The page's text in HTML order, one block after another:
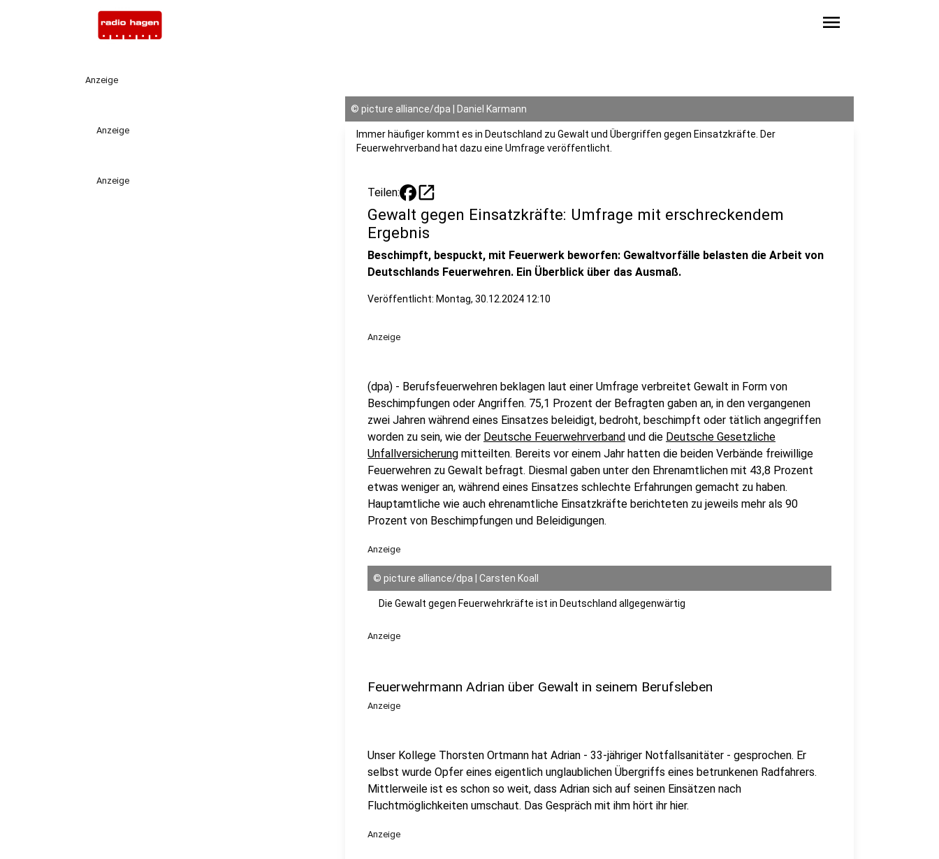
menu
Anzeige
Anzeige
Anzeige
© picture alliance/dpa | Daniel Karmann
Immer häufiger kommt es in Deutschland zu Gewalt und Übergriffen gegen Einsatzkräfte. Der
Feuerwehrverband hat dazu eine Umfrage veröffentlicht.
Teilen: open_in_new
Gewalt gegen Einsatzkräfte: Umfrage mit erschreckendem
Ergebnis
Beschimpft, bespuckt, mit Feuerwerk beworfen: Gewaltvorfälle belasten die Arbeit von
Deutschlands Feuerwehren. Ein Überblick über das Ausmaß.
Veröffentlicht: Montag, 30.12.2024 12:10
Anzeige
(dpa) - Berufsfeuerwehren beklagen laut einer Umfrage verbreitet Gewalt in Form von
Beschimpfungen oder Angriffen. 75,1 Prozent der Befragten gaben an, in den vergangenen
zwei Jahren während eines Einsatzes beleidigt, bedroht, beschimpft oder tätlich angegriffen
worden zu sein, wie der Deutsche Feuerwehrverband und die Deutsche Gesetzliche
Unfallversicherung mitteilten. Bereits vor einem Jahr hatten die beiden Verbände freiwillige
Feuerwehren zu Gewalt befragt. Diesmal gaben unter den Ehrenamtlichen mit 43,8 Prozent
etwas weniger an, während eines Einsatzes schlechte Erfahrungen gemacht zu haben.
Hauptamtliche wie auch ehrenamtliche Einsatzkräfte berichteten zu jeweils mehr als 90
Prozent von Beschimpfungen und Beleidigungen.
Anzeige
© picture alliance/dpa | Carsten Koall
Die Gewalt gegen Feuerwehrkräfte ist in Deutschland allgegenwärtig
Anzeige
Feuerwehrmann Adrian über Gewalt in seinem Berufsleben
Anzeige
Unser Kollege Thorsten Ortmann hat Adrian - 33-jähriger Notfallsanitäter - gesprochen. Er
selbst wurde Opfer eines eigentlich unglaublichen Übergriffs eines betrunkenen Radfahrers.
Mittlerweile ist es schon so weit, dass Adrian sich auf seinen Einsätzen nach
Fluchtmöglichkeiten umschaut. Das Gespräch mit ihm hört ihr hier.
Anzeige